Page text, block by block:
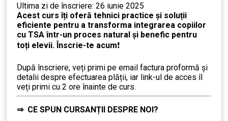
Ultima zi de înscriere: 26 iunie 2025
Acest curs îți oferă tehnici practice și soluții
eficiente pentru a transforma integrarea copiilor
cu TSA într-un proces natural și benefic pentru
toți elevii. Înscrie-te acum❗
După înscriere, veți primi pe email factura proformă și
detalii despre efectuarea plății, iar link-ul de acces îl
veți primi cu 2 ore înainte de curs.
⇒ CE SPUN CURSANȚII DESPRE NOI?